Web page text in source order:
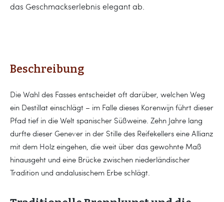
das Geschmackserlebnis elegant ab.
Beschreibung
Die Wahl des Fasses entscheidet oft darüber, welchen Weg
ein Destillat einschlägt – im Falle dieses Korenwijn führt dieser
Pfad tief in die Welt spanischer Süßweine. Zehn Jahre lang
durfte dieser Genever in der Stille des Reifekellers eine Allianz
mit dem Holz eingehen, die weit über das gewohnte Maß
hinausgeht und eine Brücke zwischen niederländischer
Tradition und andalusischem Erbe schlägt.